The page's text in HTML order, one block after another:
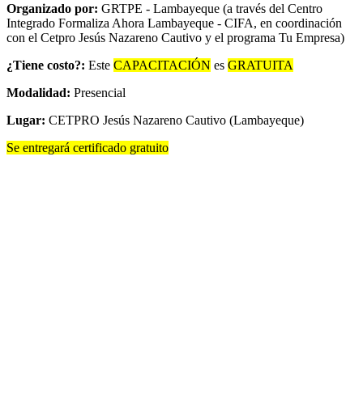
Organizado por: GRTPE - Lambayeque (a través del Centro
Integrado Formaliza Ahora Lambayeque - CIFA, en coordinación
con el Cetpro Jesús Nazareno Cautivo y el programa Tu Empresa)
¿Tiene costo?: Este CAPACITACIÓN es GRATUITA
Modalidad: Presencial
Lugar: CETPRO Jesús Nazareno Cautivo (Lambayeque)
Se entregará certificado gratuito